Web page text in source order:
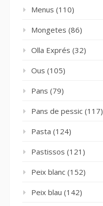
Menus (110)
Mongetes (86)
Olla Exprés (32)
Ous (105)
Pans (79)
Pans de pessic (117)
Pasta (124)
Pastissos (121)
Peix blanc (152)
Peix blau (142)